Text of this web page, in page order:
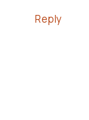
Reply